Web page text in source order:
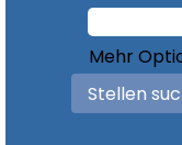
Mehr